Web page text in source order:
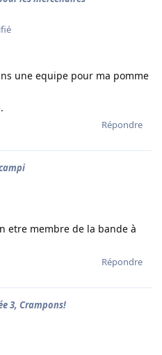
une equipe pour ma pomme
Répondre
etre membre de la bande à
Répondre
3, Crampons!